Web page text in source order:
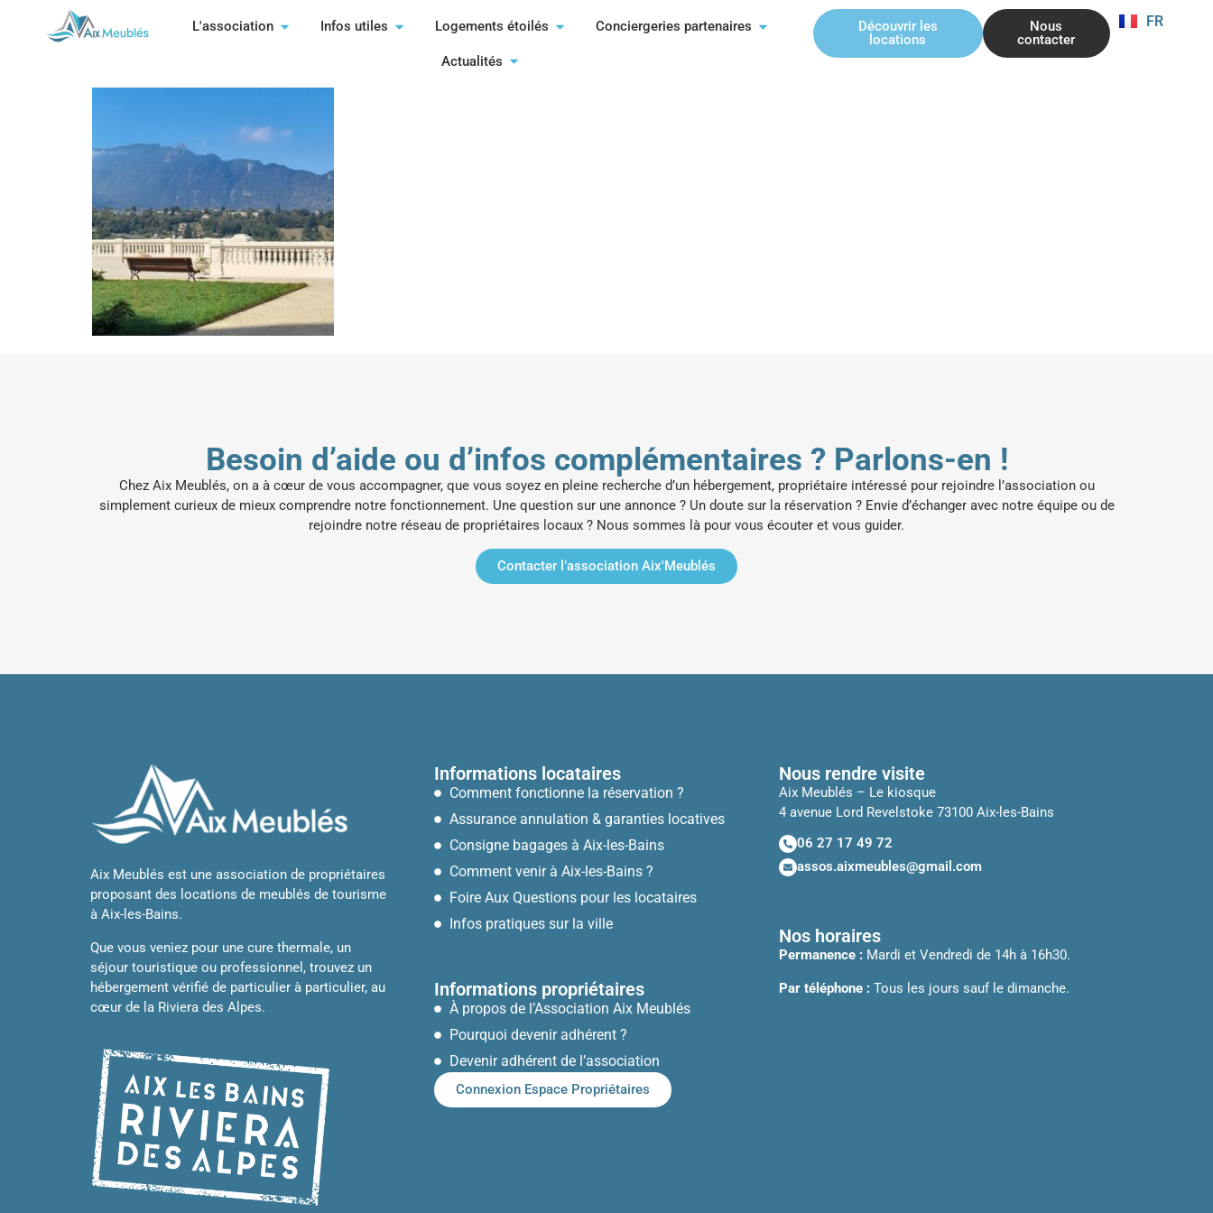
L'association Infos utiles Logements étoilés Conciergeries partenaires
Actualités
Découvrir les
locations
Nous
contacter
FR
EN
19
Besoin d’aide ou d’infos complémentaires ? Parlons-en !
Chez Aix Meublés, on a à cœur de vous accompagner, que vous soyez en pleine recherche d’un hébergement, propriétaire intéressé pour rejoindre l’association ou
simplement curieux de mieux comprendre notre fonctionnement. Une question sur une annonce ? Un doute sur la réservation ? Envie d’échanger avec notre équipe ou de
rejoindre notre réseau de propriétaires locaux ? Nous sommes là pour vous écouter et vous guider.
Contacter l’association Aix'Meublés
Aix Meublés est une association de propriétaires
proposant des locations de meublés de tourisme
à Aix-les-Bains.
Que vous veniez pour une cure thermale, un
séjour touristique ou professionnel, trouvez un
hébergement vérifié de particulier à particulier, au
cœur de la Riviera des Alpes.
Informations locataires
Comment fonctionne la réservation ?
Assurance annulation & garanties locatives
Consigne bagages à Aix-les-Bains
Comment venir à Aix-les-Bains ?
Foire Aux Questions pour les locataires
Infos pratiques sur la ville
Informations propriétaires
À propos de l’Association Aix Meublés
Pourquoi devenir adhérent ?
Devenir adhérent de l’association
Connexion Espace Propriétaires
Nous rendre visite
Aix Meublés – Le kiosque
4 avenue Lord Revelstoke 73100 Aix-les-Bains
06 27 17 49 72
assos.aixmeubles@gmail.com
Nos horaires
Permanence :Mardi et Vendredi de 14h à 16h30.
Par téléphone :Tous les jours sauf le dimanche.